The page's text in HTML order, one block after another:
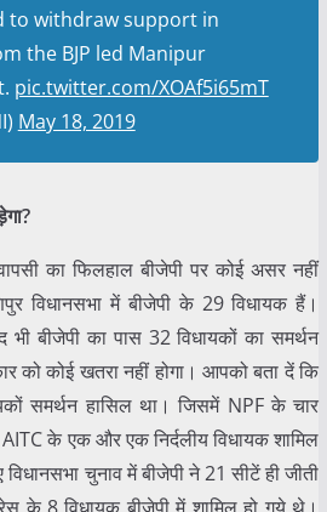
to withdraw support in
the BJP led Manipur
pic.twitter.com/XOAf5i65mT
May 18, 2019
का फिलहाल बीजेपी पर कोई असर नहीं
विधानसभा में बीजेपी के 29 विधायक हैं।
बीजेपी का पास 32 विधायकों का समर्थन
को कोई खतरा नहीं होगा। आपको बता दें कि
समर्थन हासिल था। जिसमें NPF के चार
के एक और एक निर्दलीय विधायक शामिल
चुनाव में बीजेपी ने 21 सीटें ही जीती
के 8 विधायक बीजेपी में शामिल हो गये थे।